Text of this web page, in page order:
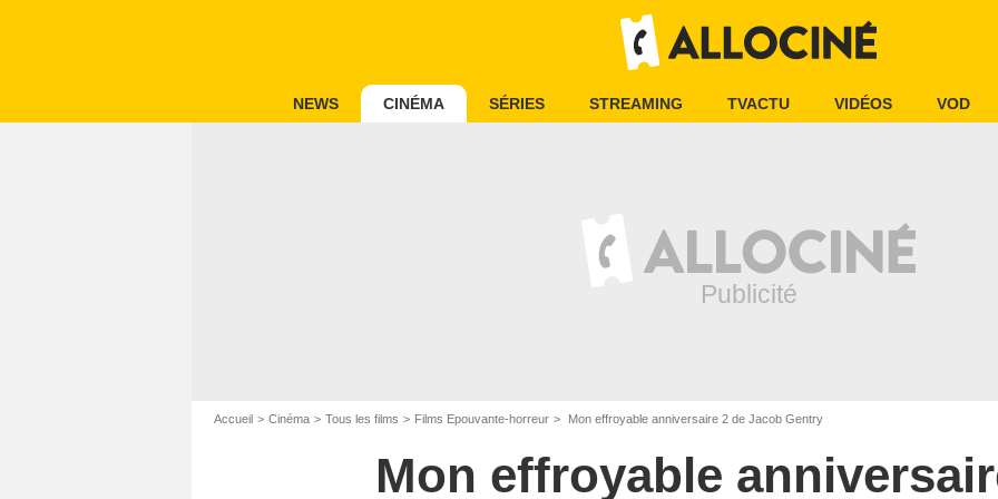
NEWS CINÉMA SÉRIES STREAMING TVACTU VIDÉOS VOD
Accueil Cinéma Tous les films Films Epouvante-horreur Mon effroyable anniversaire 2 de Jacob Gentry
Mon effroyable